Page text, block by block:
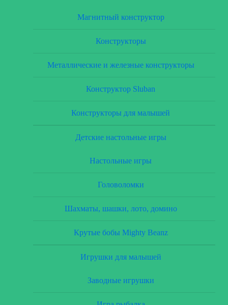
Магнитный конструктор
Конструкторы
Металлические и железные конструкторы
Конструктор Sluban
Конструкторы для малышей
Детские настольные игры
Настольные игры
Головоломки
Шахматы, шашки, лото, домино
Крутые бобы Mighty Beanz
Игрушки для малышей
Заводные игрушки